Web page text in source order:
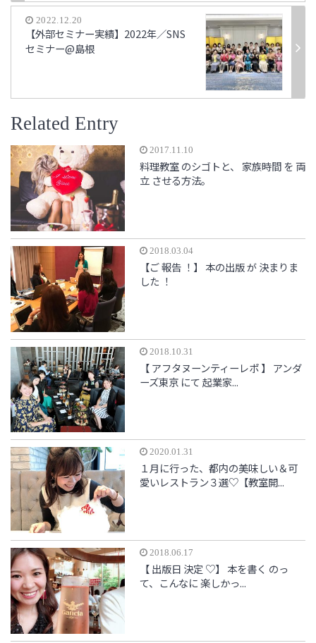
2022.12.20
【外部セミナー実績】2022年／SNS
セミナー@島根
Related Entry
2017.11.10
料理教室 のシゴトと、 家族時間 を 両
立 させる方法。
2018.03.04
【ご 報告 ！】 本の出版 が 決まりま
した ！
2018.10.31
【 アフタヌーンティーレポ 】 アンダ
ーズ東京 にて 起業家...
2020.01.31
１月に行った、都内の美味しい＆可
愛いレストラン３選♡【教室開...
2018.06.17
【 出版日 決定 ♡】 本を書く のっ
て、こんなに 楽しかっ...